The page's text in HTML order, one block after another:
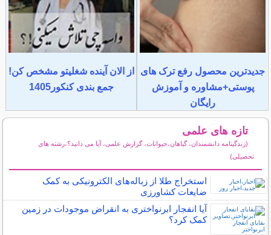
جدیدترین محصول رفع ترک های
پوستی+مشاوره و آموزش
رایگان
از الان آینده شغلیتو مشخص کن!
جمع بندی کنکور1405
تازه های علمی
(زندگینامه دانشمندان، گیاهان،حیوانات، گزارش علمی، آیا می دانید؟،رشته های
تحصیلی)
استخراج طلا از زباله‌های الکترونیکی به کمک
ضایعات کشاورزی
آیا انفجار ابرنواختری به انقراض موجودات در زمین
کمک کرد؟